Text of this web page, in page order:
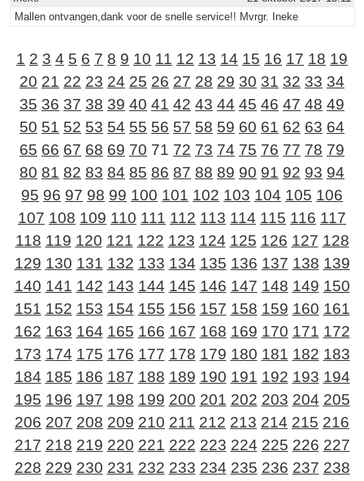
Mallen ontvangen,dank voor de snelle service!! Mvrgr. Ineke
1 2 3 4 5 6 7 8 9 10 11 12 13 14 15 16 17 18 19
20 21 22 23 24 25 26 27 28 29 30 31 32 33 34
35 36 37 38 39 40 41 42 43 44 45 46 47 48 49
50 51 52 53 54 55 56 57 58 59 60 61 62 63 64
65 66 67 68 69 70 71 72 73 74 75 76 77 78 79
80 81 82 83 84 85 86 87 88 89 90 91 92 93 94
95 96 97 98 99 100 101 102 103 104 105 106
107 108 109 110 111 112 113 114 115 116 117
118 119 120 121 122 123 124 125 126 127 128
129 130 131 132 133 134 135 136 137 138 139
140 141 142 143 144 145 146 147 148 149 150
151 152 153 154 155 156 157 158 159 160 161
162 163 164 165 166 167 168 169 170 171 172
173 174 175 176 177 178 179 180 181 182 183
184 185 186 187 188 189 190 191 192 193 194
195 196 197 198 199 200 201 202 203 204 205
206 207 208 209 210 211 212 213 214 215 216
217 218 219 220 221 222 223 224 225 226 227
228 229 230 231 232 233 234 235 236 237 238